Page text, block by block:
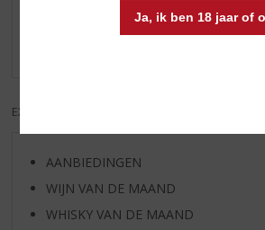
Ja, ik ben 18 jaar of
Schrijf een review
EXCL. BTW
AANBIEDINGEN
WIJN VAN DE MAAND
WHISKY VAN DE MAAND